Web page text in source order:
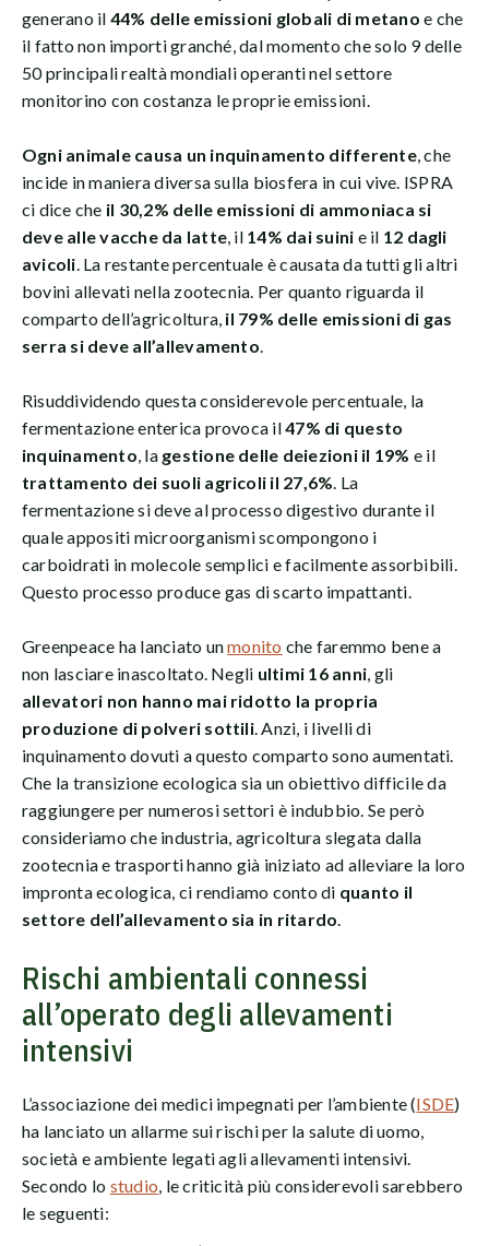
generano il 44% delle emissioni globali di metano e che
il fatto non importi granché, dal momento che solo 9 delle
50 principali realtà mondiali operanti nel settore
monitorino con costanza le proprie emissioni.
Ogni animale causa un inquinamento differente, che
incide in maniera diversa sulla biosfera in cui vive. ISPRA
ci dice che il 30,2% delle emissioni di ammoniaca si
deve alle vacche da latte, il 14% dai suini e il 12 dagli
avicoli. La restante percentuale è causata da tutti gli altri
bovini allevati nella zootecnia. Per quanto riguarda il
comparto dell’agricoltura, il 79% delle emissioni di gas
serra si deve all’allevamento.
Risuddividendo questa considerevole percentuale, la
fermentazione enterica provoca il47% di questo
inquinamento, la gestione delle deiezioni il 19% e il
trattamento dei suoli agricoli il 27,6%. La
fermentazione si deve al processo digestivo durante il
quale appositi microorganismi scompongono i
carboidrati in molecole semplici e facilmente assorbibili.
Questo processo produce gas di scarto impattanti.
Greenpeace ha lanciato unmonito che faremmo bene a
non lasciare inascoltato. Negli ultimi 16 anni, gli
allevatori non hanno mai ridotto la propria
produzione di polveri sottili. Anzi, i livelli di
inquinamento dovuti a questo comparto sono aumentati.
Che la transizione ecologica sia un obiettivo difficile da
raggiungere per numerosi settori è indubbio. Se però
consideriamo che industria, agricoltura slegata dalla
zootecnia e trasporti hanno già iniziato ad alleviare la loro
impronta ecologica, ci rendiamo conto di quanto il
settore dell’allevamento sia in ritardo.
Rischi ambientali connessi
all’operato degli allevamenti
intensivi
L’associazione dei medici impegnati per l’ambiente (ISDE)
ha lanciato un allarme sui rischi per la salute di uomo,
società e ambiente legati agli allevamenti intensivi.
Secondo lo studio, le criticità più considerevoli sarebbero
le seguenti: